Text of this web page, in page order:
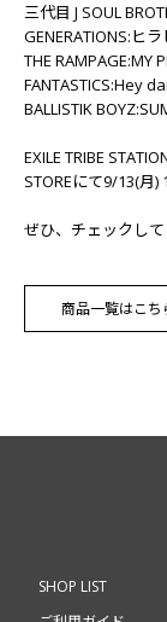
三代目 J SOUL
GENERATIONS:ヒ
THE RAMPAGE:MY
FANTASTICS:Hey
BALLISTIK
EXILE TRIBE
STOREにて9/13(月)
ぜひ、チェックし
商品一覧はこち
SHOP LIST